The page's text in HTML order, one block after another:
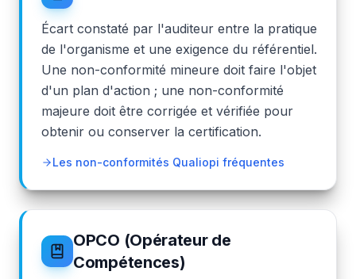
Écart constaté par l'auditeur entre la pratique
de l'organisme et une exigence du référentiel.
Une non-conformité mineure doit faire l'objet
d'un plan d'action ; une non-conformité
majeure doit être corrigée et vérifiée pour
obtenir ou conserver la certification.
Les non-conformités Qualiopi fréquentes
OPCO (Opérateur de
Compétences)